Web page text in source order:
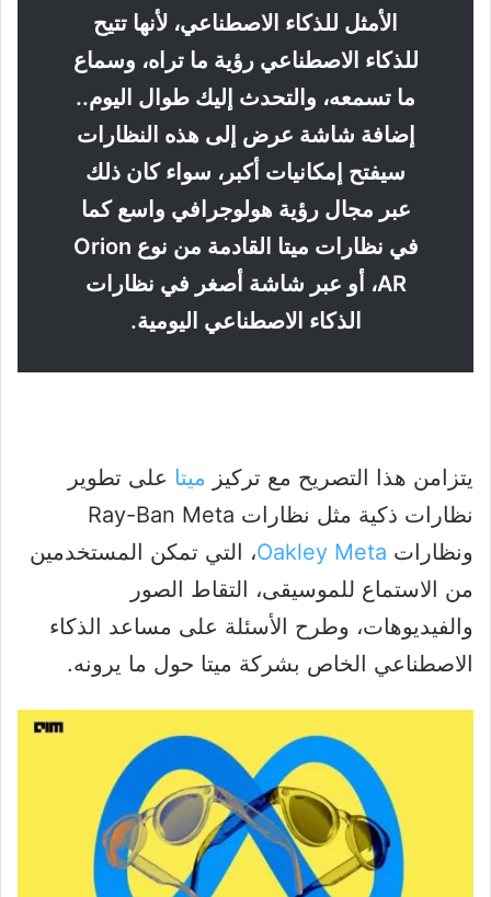
الأمثل للذكاء الاصطناعي، لأنها تتيح
للذكاء الاصطناعي رؤية ما تراه، وسماع
ما تسمعه، والتحدث إليك طوال اليوم..
إضافة شاشة عرض إلى هذه النظارات
سيفتح إمكانيات أكبر، سواء كان ذلك
عبر مجال رؤية هولوجرافي واسع كما
في نظارات ميتا القادمة من نوع Orion
AR، أو عبر شاشة أصغر في نظارات
الذكاء الاصطناعي اليومية.
يتزامن هذا التصريح مع تركيز ميتا على تطوير
نظارات ذكية مثل نظارات Ray-Ban Meta
ونظارات Oakley Meta، التي تمكن المستخدمين
من الاستماع للموسيقى، التقاط الصور
والفيديوهات، وطرح الأسئلة على مساعد الذكاء
الاصطناعي الخاص بشركة ميتا حول ما يرونه.